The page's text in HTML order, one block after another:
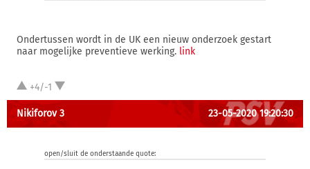
Ondertussen wordt in de UK een nieuw onderzoek gestart
naar mogelijke preventieve werking. link
+4/-1
Nikiforov 3 23-05-2020 19:20:30
open/sluit de onderstaande quote: